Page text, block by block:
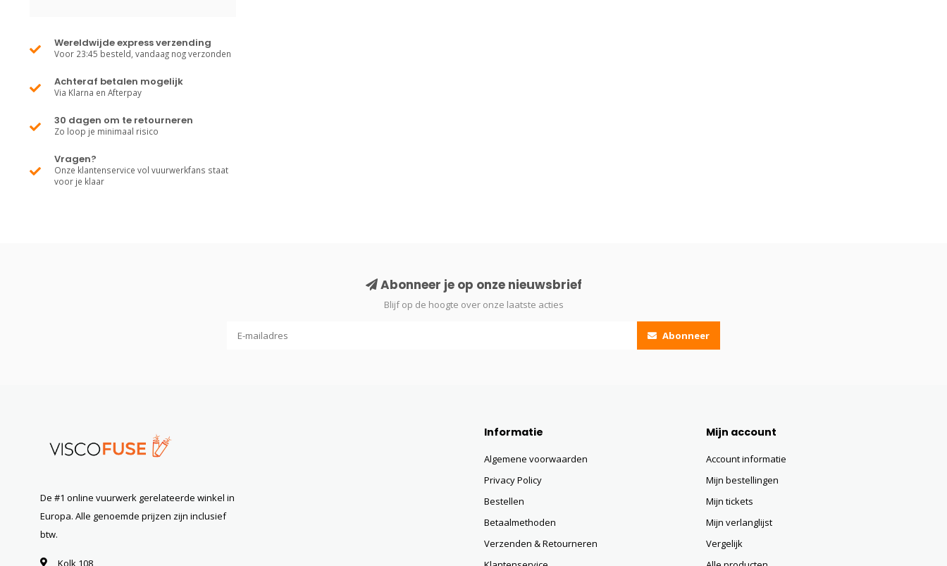
Wereldwijde express verzending
Voor 23:45 besteld, vandaag nog verzonden
Achteraf betalen mogelijk
Via Klarna en Afterpay
30 dagen om te retourneren
Zo loop je minimaal risico
Vragen?
Onze klantenservice vol vuurwerkfans staat
voor je klaar
Abonneer je op onze nieuwsbrief
Blijf op de hoogte over onze laatste acties
Abonneer
De #1 online vuurwerk gerelateerde winkel in
Europa. Alle genoemde prijzen zijn inclusief
btw.
Kolk 108
Informatie
Algemene voorwaarden
Privacy Policy
Bestellen
Betaalmethoden
Verzenden & Retourneren
Mijn account
Account informatie
Mijn bestellingen
Mijn tickets
Mijn verlanglijst
Vergelijk